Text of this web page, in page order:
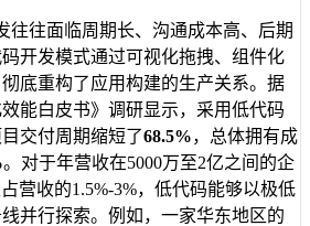
往往面临周期长、沟通成本高、后期
开发模式通过可视化拖拽、组件化
底重构了应用构建的生产关系。据
效能白皮书》调研显示，采用低代码
交付周期缩短了68.5%，总体拥有成
。对于年营收在5000万至2亿之间的企
营收的1.5%-3%，低代码能够以极低
并行探索。例如，一家华东地区的